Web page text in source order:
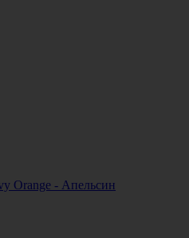
Orange - Апельсин